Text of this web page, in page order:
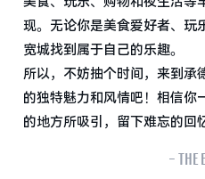
现。无论你是美食爱好者、玩
宽城找到属于自己的乐趣。
所以，不妨抽个时间，来到承
的独特魅力和风情吧！相信你
的地方所吸引，留下难忘的回
- THE